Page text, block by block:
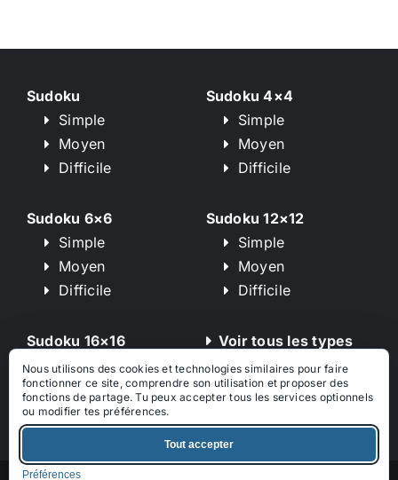
Nous utilisons des cookies et technologies similaires pour faire
fonctionner ce site, comprendre son utilisation et proposer des
fonctions de partage. Tu peux accepter tous les services optionnels
ou modifier tes préférences.
Tout accepter
Préférences
Sudoku
Simple
Moyen
Difficile
Sudoku 4×4
Simple
Moyen
Difficile
Sudoku 6×6
Simple
Moyen
Difficile
Sudoku 12×12
Simple
Moyen
Difficile
Sudoku 16×16
Simple
Moyen
Difficile
Voir tous les types
de puzzle